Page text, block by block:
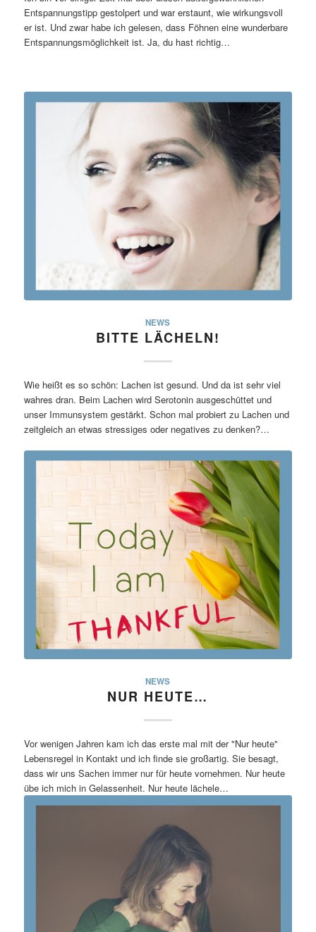
Entspannungstipp gestolpert und war erstaunt, wie wirkungsvoll
er ist. Und zwar habe ich gelesen, dass Föhnen eine wunderbare
Entspannungsmöglichkeit ist. Ja, du hast richtig…
NEWS
BITTE LÄCHELN!
Wie heißt es so schön: Lachen ist gesund. Und da ist sehr viel
wahres dran. Beim Lachen wird Serotonin ausgeschüttet und
unser Immunsystem gestärkt. Schon mal probiert zu Lachen und
zeitgleich an etwas stressiges oder negatives zu denken?…
NEWS
NUR HEUTE…
Vor wenigen Jahren kam ich das erste mal mit der "Nur heute"
Lebensregel in Kontakt und ich finde sie großartig. Sie besagt,
dass wir uns Sachen immer nur für heute vornehmen. Nur heute
übe ich mich in Gelassenheit. Nur heute lächele…